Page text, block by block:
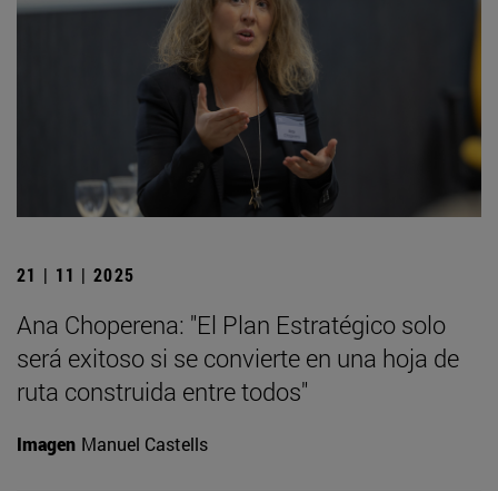
21 | 11 | 2025
Ana Choperena: "El Plan Estratégico solo
será exitoso si se convierte en una hoja de
ruta construida entre todos"
Imagen Manuel Castells